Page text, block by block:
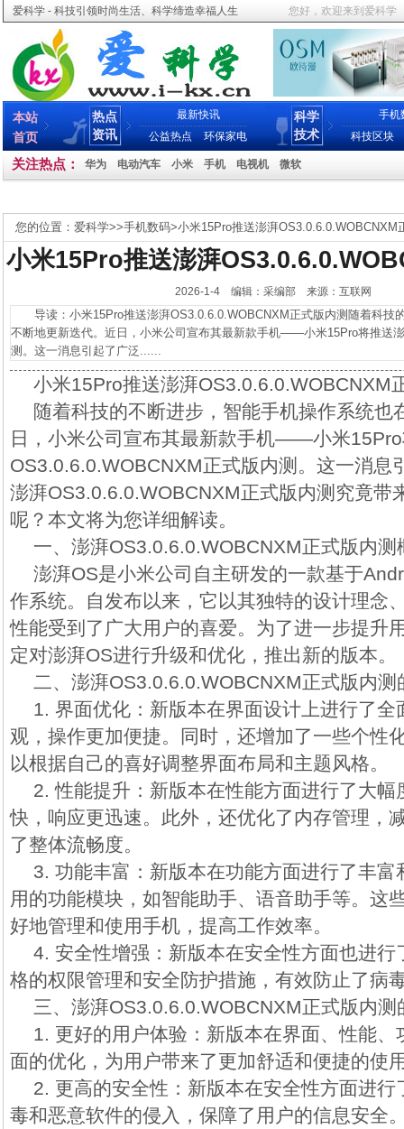
爱科学 - 科技引领时尚生活、科学缔造幸福人生 您好，欢迎来到爱科学
本站
首页
热点
资讯
最新快讯
公益热点
环保家电
科学
技术
手机
科技区块
关注热点： 华为 电动汽车 小米 手机 电视机 微软
您的位置： 爱科学>>手机数码>小米15Pro推送澎湃OS3.0.6.0.WOBCNXM
小米15Pro推送澎湃
2026-1-4 编辑：采编部 来源：互联网
导读：小米15Pro推送澎湃OS3.0.6.0.WOBCNXM正式版内测随着科技
不断地更新迭代。近日，小米公司宣布其最新款手机——小米15Pro将推送
测。这一消息引起了广泛......
小米15Pro推送澎湃OS3.0.6.0.WOBCNXM
随着科技的不断进步，智能手机操作系统也
日，小米公司宣布其最新款手机——小米
OS3.0.6.0.WOBCNXM正式版内测。这一消息
澎湃OS3.0.6.0.WOBCNXM正式版内测究竟带
呢？本文将为您详细解读。
一、澎湃OS3.0.6.0.WOBCNXM正式版内测
澎湃OS是小米公司自主研发的一款基于
作系统。自发布以来，它以其独特的设计理念
性能受到了广大用户的喜爱。为了进一步提升
定对澎湃OS进行升级和优化，推出新的版本。
二、澎湃OS3.0.6.0.WOBCNXM正式版内测
1. 界面优化：新版本在界面设计上进行了全
观，操作更加便捷。同时，还增加了一些个性
以根据自己的喜好调整界面布局和主题风格。
2. 性能提升：新版本在性能方面进行了大幅
快，响应更迅速。此外，还优化了内存管理，
了整体流畅度。
3. 功能丰富：新版本在功能方面进行了丰富
用的功能模块，如智能助手、语音助手等。这
好地管理和使用手机，提高工作效率。
4. 安全性增强：新版本在安全性方面也进行
格的权限管理和安全防护措施，有效防止了病
三、澎湃OS3.0.6.0.WOBCNXM正式版内测
1. 更好的用户体验：新版本在界面、性能、
面的优化，为用户带来了更加舒适和便捷的使
2. 更高的安全性：新版本在安全性方面进行
毒和恶意软件的侵入，保障了用户的信息安全